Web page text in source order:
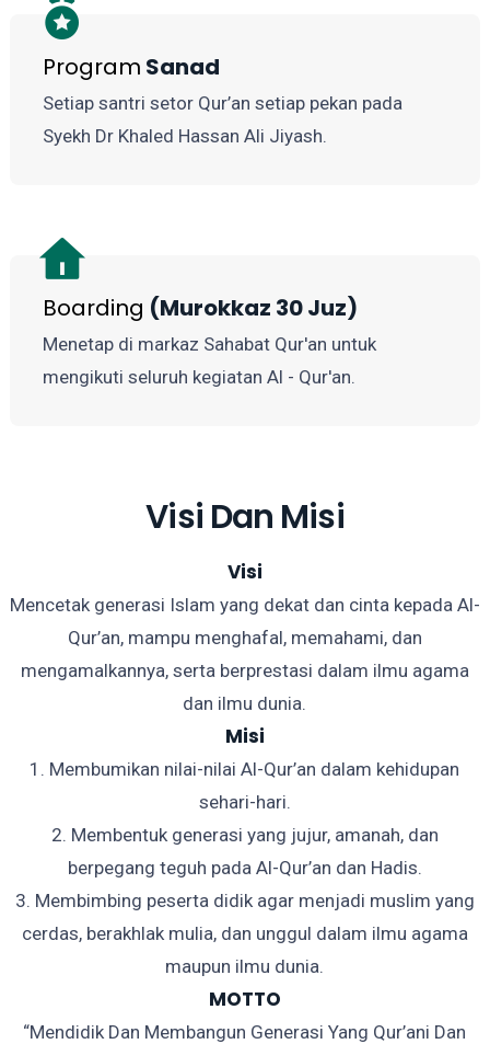
Program Sanad
Setiap santri setor Qur’an setiap pekan pada
Syekh Dr Khaled Hassan Ali Jiyash.
Boarding (Murokkaz 30 Juz)
Menetap di markaz Sahabat Qur'an untuk
mengikuti seluruh kegiatan Al - Qur'an.
Visi Dan Misi
Visi
Mencetak generasi Islam yang dekat dan cinta kepada Al-
Qur’an, mampu menghafal, memahami, dan
mengamalkannya, serta berprestasi dalam ilmu agama
dan ilmu dunia.
Misi
1. Membumikan nilai-nilai Al-Qur’an dalam kehidupan
sehari-hari.
2. Membentuk generasi yang jujur, amanah, dan
berpegang teguh pada Al-Qur’an dan Hadis.
3. Membimbing peserta didik agar menjadi muslim yang
cerdas, berakhlak mulia, dan unggul dalam ilmu agama
maupun ilmu dunia.
MOTTO
“Mendidik Dan Membangun Generasi Yang Qur’ani Dan